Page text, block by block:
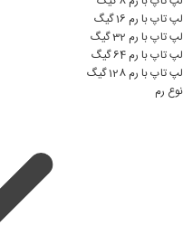
لپ تاپ با رم 16 گیگ
لپ تاپ با رم 32 گیگ
لپ تاپ با رم 64 گیگ
لپ تاپ با رم 128 گیگ
نوع رم